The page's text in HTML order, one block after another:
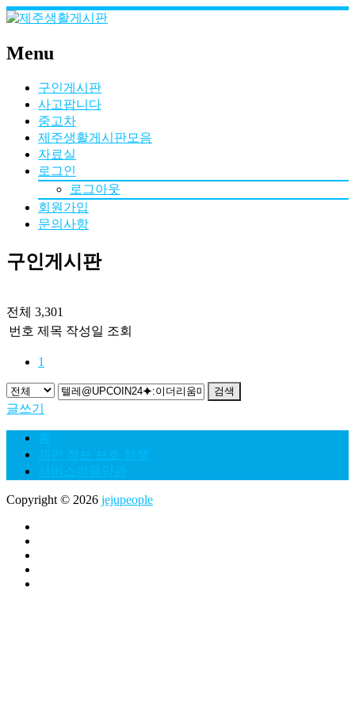
Menu
구인게시판
사고팝니다
중고차
제주생활게시판모음
자료실
로그인
로그아웃
회원가입
문의사항
구인게시판
전체 3,301
번호 제목 작성일 조회
1
검색
글쓰기
홈
개인 정보 보호 정책
서비스이용약관
Copyright © 2026 jejupeople